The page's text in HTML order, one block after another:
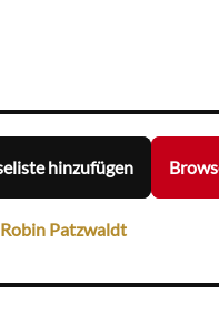
hinzufügen
Patzwaldt